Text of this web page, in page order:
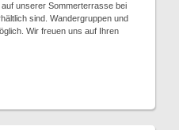
unserer Sommerterrasse bei
sind. Wandergruppen und
Wir freuen uns auf Ihren